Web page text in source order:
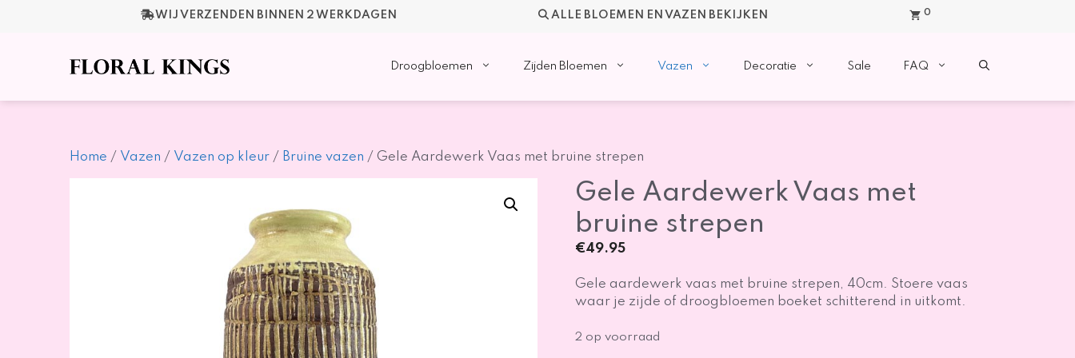
WIJ VERZENDEN BINNEN 2 WERKDAGEN ALLE BLOEMEN EN VAZEN BEKIJKEN 0
Droogbloemen Zijden Bloemen Vazen Decoratie Sale FAQ
Home / Vazen / Vazen op kleur / Bruine vazen / Gele Aardewerk Vaas met bruine strepen
Gele Aardewerk Vaas met
bruine strepen
€49.95
Gele aardewerk vaas met bruine strepen, 40cm. Stoere vaas
waar je zijde of droogbloemen boeket schitterend in uitkomt.
2 op voorraad